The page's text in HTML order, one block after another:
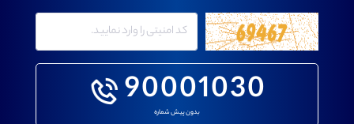
90001030
بدون پیش شماره